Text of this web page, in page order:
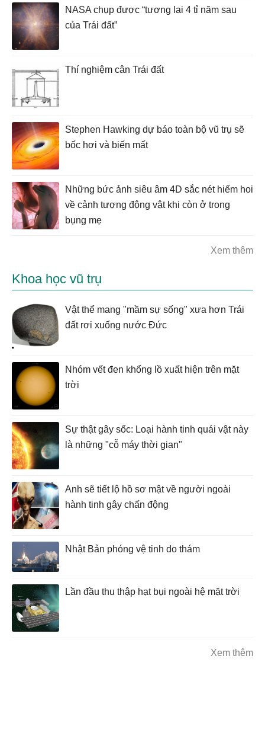
NASA chụp được “tương lai 4 tỉ năm sau
của Trái đất”
Thí nghiệm cân Trái đất
Stephen Hawking dự báo toàn bộ vũ trụ sẽ
bốc hơi và biến mất
Những bức ảnh siêu âm 4D sắc nét hiếm hoi
về cảnh tượng động vật khi còn ở trong
bụng mẹ
Xem thêm
Khoa học vũ trụ
Vật thể mang "mầm sự sống" xưa hơn Trái
đất rơi xuống nước Đức
Nhóm vết đen khổng lồ xuất hiện trên mặt
trời
Sự thật gây sốc: Loại hành tinh quái vật này
là những "cỗ máy thời gian"
Anh sẽ tiết lộ hồ sơ mật về người ngoài
hành tinh gây chấn động
Nhật Bản phóng vệ tinh do thám
Lần đầu thu thập hạt bụi ngoài hệ mặt trời
Xem thêm